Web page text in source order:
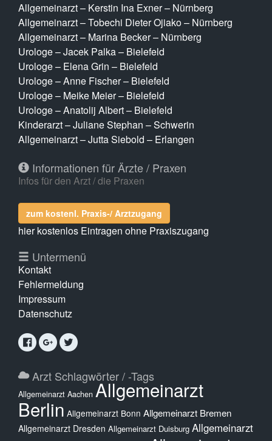
Allgemeinarzt – Kerstin Ina Exner – Nürnberg
Allgemeinarzt – Tobechi Dieter Ojiako – Nürnberg
Allgemeinarzt – Marina Becker – Nürnberg
Urologe – Jacek Palka – Bielefeld
Urologe – Elena Grin – Bielefeld
Urologe – Anne Fischer – Bielefeld
Urologe – Meike Meier – Bielefeld
Urologe – Anatolij Albert – Bielefeld
Kinderarzt – Juliane Stephan – Schwerin
Allgemeinarzt – Jutta Siebold – Erlangen
Informationen für Ärzte / Praxen
Infos für den Arzt / die Praxen
zum kostenl. Praxis-/ Arztzugang
hier kostenlos Eintragen ohne Praxiszugang
Untermenü
Kontakt
Fehlermeldung
Impressum
Datenschutz
Arzt Schlagwörter / -Tags
Allgemeinarzt Aachen Allgemeinarzt
Berlin Allgemeinarzt Bonn Allgemeinarzt Bremen
Allgemeinarzt Dresden Allgemeinarzt Duisburg Allgemeinarzt